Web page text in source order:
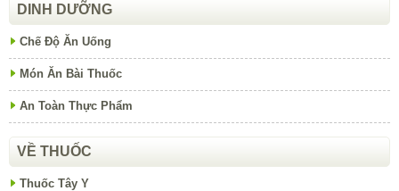
DINH DƯỠNG
Chế Độ Ăn Uống
Món Ăn Bài Thuốc
An Toàn Thực Phẩm
VỀ THUỐC
Thuốc Tây Y